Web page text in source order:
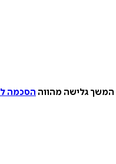
המשך גלישה מהווה הסכמה